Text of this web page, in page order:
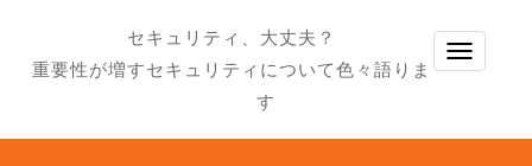
セキュリティ、大丈夫？
重要性が増すセキュリティについて色々語りま
す